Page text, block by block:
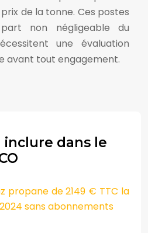
de la tonne. Ces postes
non négligeable du
une évaluation
avant tout engagement.
inclure dans le
propane de 2149 € TTC la
sans abonnements